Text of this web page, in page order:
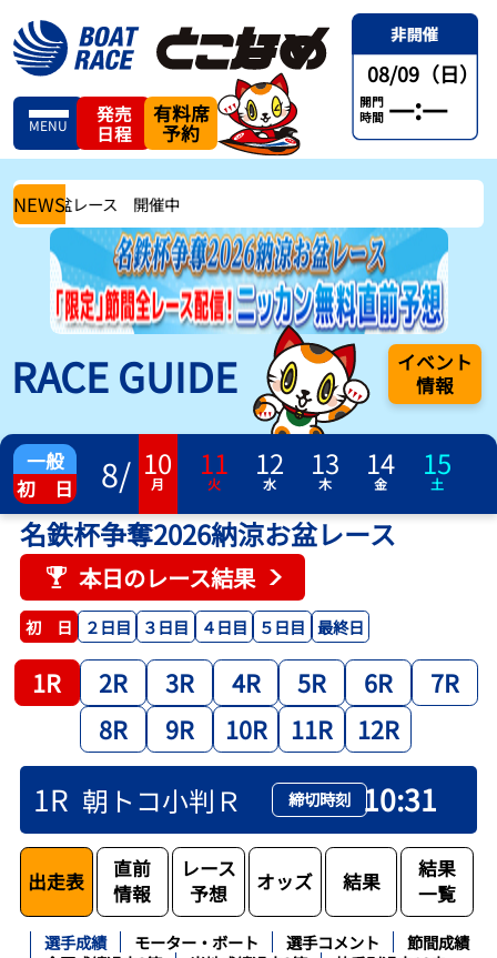
MENU
発売
日程
有料席
予約
08/09（日）
開門
時間 —:—
NEWS
レース 開催中
RACE GUIDE
イベント
情報
一般
初 日
8/ 10
月
11
火
12
水
13
木
14
金
15
土
名鉄杯争奪2026納涼お盆レース
本日のレース結果
初 日 ２日目 ３日目 ４日目 ５日目 最終日
1R 2R 3R 4R 5R 6R
7R
8R
9R 10R 11R 12R
1R 朝トコ小判Ｒ 締切時刻 10:31
出走表
直前
情報
レース
予想
オッズ 結果
結果
一覧
選手成績 モーター・ボート 選手コメント
節間成績